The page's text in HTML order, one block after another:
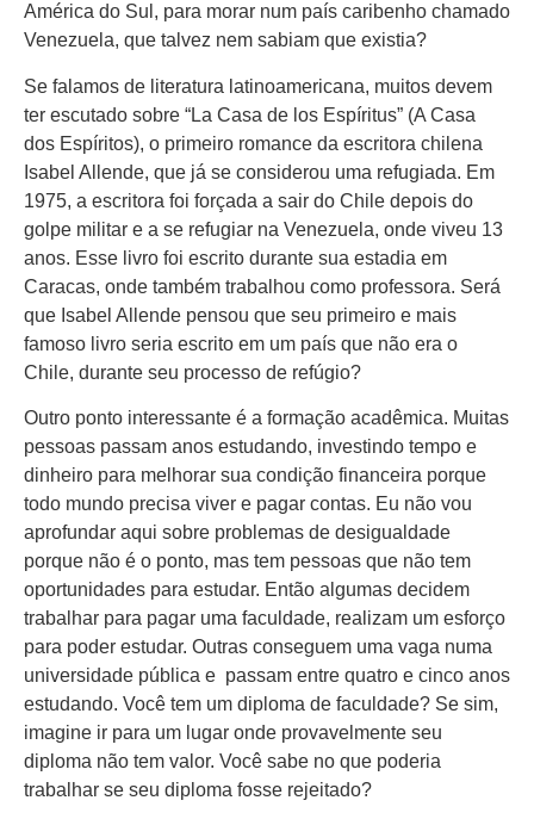
América do Sul, para morar num país caribenho chamado
Venezuela, que talvez nem sabiam que existia?
Se falamos de literatura latinoamericana, muitos devem
ter escutado sobre “La Casa de los Espíritus” (A Casa
dos Espíritos), o primeiro romance da escritora chilena
Isabel Allende, que já se considerou uma refugiada. Em
1975, a escritora foi forçada a sair do Chile depois do
golpe militar e a se refugiar na Venezuela, onde viveu 13
anos. Esse livro foi escrito durante sua estadia em
Caracas, onde também trabalhou como professora. Será
que Isabel Allende pensou que seu primeiro e mais
famoso livro seria escrito em um país que não era o
Chile, durante seu processo de refúgio?
Outro ponto interessante é a formação acadêmica. Muitas
pessoas passam anos estudando, investindo tempo e
dinheiro para melhorar sua condição financeira porque
todo mundo precisa viver e pagar contas. Eu não vou
aprofundar aqui sobre problemas de desigualdade
porque não é o ponto, mas tem pessoas que não tem
oportunidades para estudar. Então algumas decidem
trabalhar para pagar uma faculdade, realizam um esforço
para poder estudar. Outras conseguem uma vaga numa
universidade pública e passam entre quatro e cinco anos
estudando. Você tem um diploma de faculdade? Se sim,
imagine ir para um lugar onde provavelmente seu
diploma não tem valor. Você sabe no que poderia
trabalhar se seu diploma fosse rejeitado?